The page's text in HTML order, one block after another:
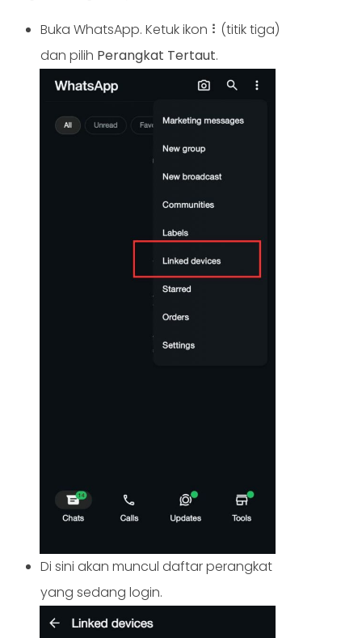
Buka WhatsApp. Ketuk ikon ⠇(titik tiga)
dan pilih Perangkat Tertaut.
Di sini akan muncul daftar perangkat
yang sedang login.